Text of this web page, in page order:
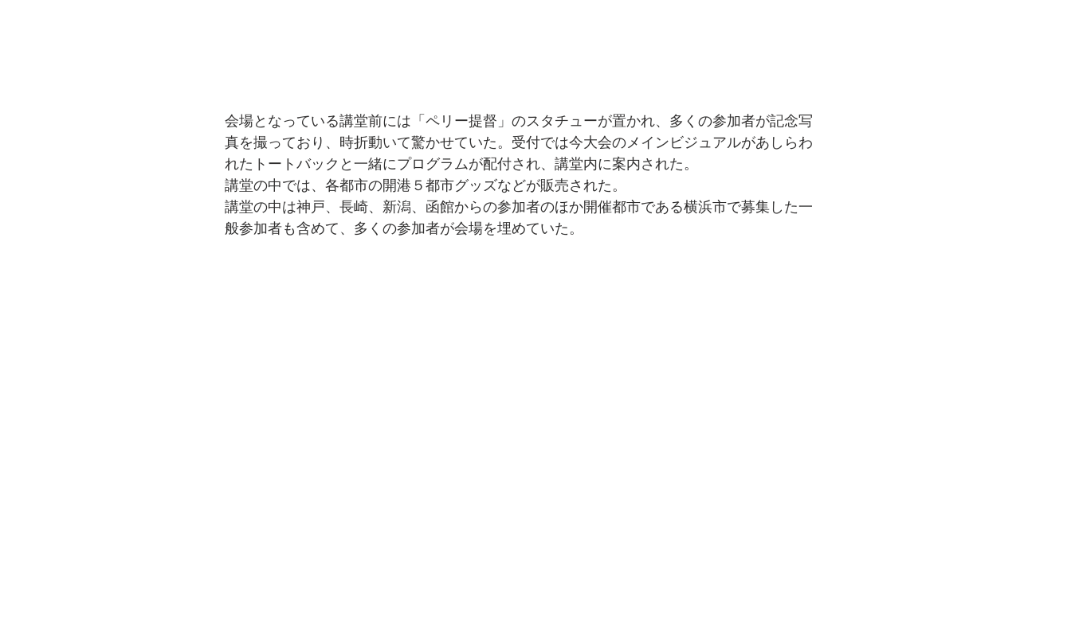
会場となっている講堂前には「ペリー提督」のスタチューが置かれ、多くの参加者が記念写
真を撮っており、時折動いて驚かせていた。受付では今大会のメインビジュアルがあしらわ
れたトートバックと一緒にプログラムが配付され、講堂内に案内された。
講堂の中では、各都市の開港５都市グッズなどが販売された。
講堂の中は神戸、長崎、新潟、函館からの参加者のほか開催都市である横浜市で募集した一
般参加者も含めて、多くの参加者が会場を埋めていた。